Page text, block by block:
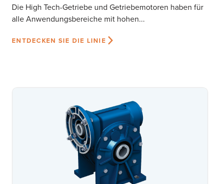
Die High Tech-Getriebe und Getriebemotoren haben für
alle Anwendungsbereiche mit hohen...
ENTDECKEN SIE DIE LINIE